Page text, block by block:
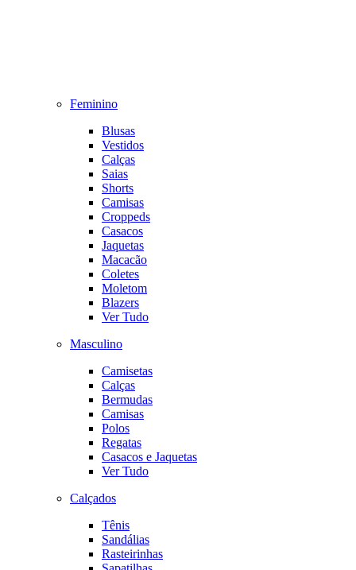
Feminino
Blusas
Vestidos
Calças
Saias
Shorts
Camisas
Croppeds
Casacos
Jaquetas
Macacão
Coletes
Moletom
Blazers
Ver Tudo
Masculino
Camisetas
Calças
Bermudas
Camisas
Polos
Regatas
Casacos e Jaquetas
Ver Tudo
Calçados
Tênis
Sandálias
Rasteirinhas